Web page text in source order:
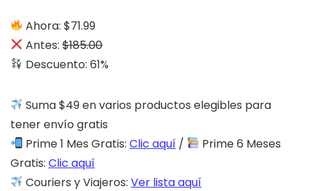
Ahora: $71.99
Antes:$185.00
Descuento: 61%
Suma $49 en varios productos elegibles para
tener envío gratis
Prime 1 Mes Gratis:Clic aquí /
Prime 6 Meses
Gratis: Clic aquí
Couriers y Viajeros:Ver lista aquí